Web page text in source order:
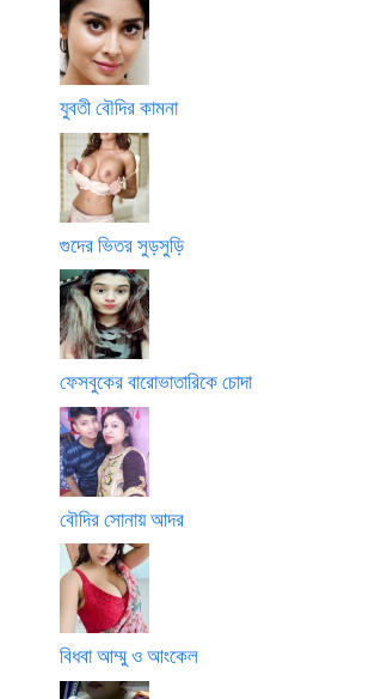
যুবতী বৌদির কামনা
গুদের ভিতর সুড়সুড়ি
ফেসবুকের বারোভাতারিকে চোদা
বৌদির সোনায় আদর
বিধবা আম্মু ও আংকেল